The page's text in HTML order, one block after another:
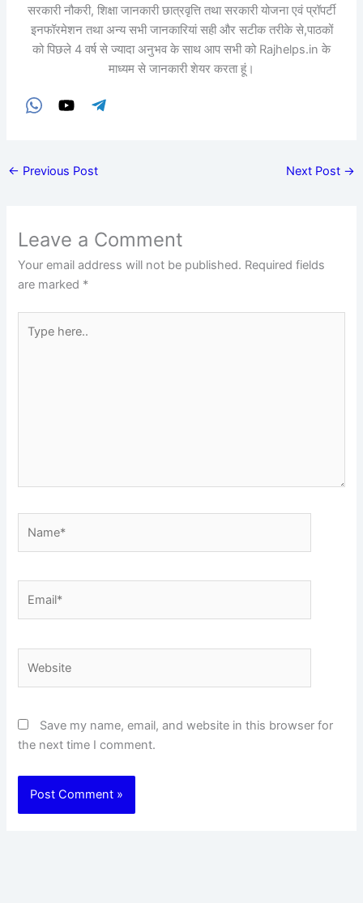
सरकारी नौकरी, शिक्षा जानकारी छात्रवृत्ति तथा सरकारी योजना एवं प्रॉपर्टी
इनफॉरमेशन तथा अन्य सभी जानकारियां सही और सटीक तरीके से,पाठकों
को पिछले 4 वर्ष से ज्यादा अनुभव के साथ आप सभी को Rajhelps.in के
माध्यम से जानकारी शेयर करता हूं।
← Previous Post Next Post →
Leave a Comment
Your email address will not be published. Required fields
are marked *
here..
Save my name, email, and website in this browser for
the next time I comment.